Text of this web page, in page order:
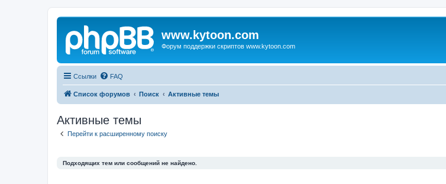
www.kytoon.com
Форум поддержки скриптов www.kytoon.com
Ссылки FAQ
Список форумов Поиск Активные темы
Активные темы
Перейти к расширенному поиску
Подходящих тем или сообщений не найдено.